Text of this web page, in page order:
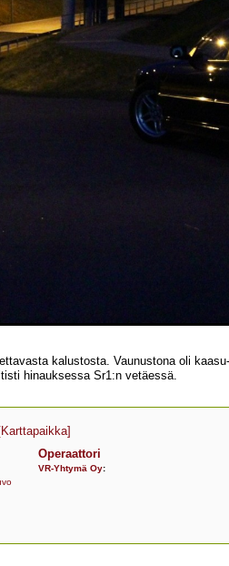
kalustosta. Vaunustona oli
hinauksessa Sr1:n vetäessä.
[Karttapaikka]
Operaattori
VR-Yhtymä Oy: